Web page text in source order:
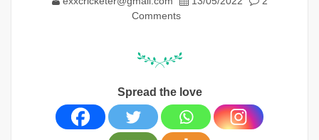
Comments
Spread the love